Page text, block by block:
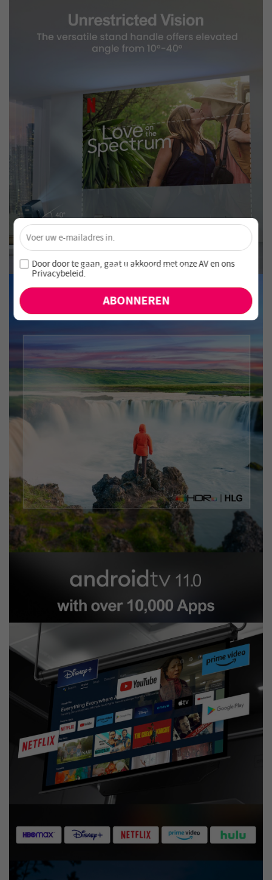
Ontgrendel 4% Korting – Schrijf je nu in!
Word lid van onze nieuwsbrief en mis nooit speciale
aanbiedingen en nieuwe producten!
×
Door door te gaan, gaat u akkoord met onzeAV enons
Privacybeleid.